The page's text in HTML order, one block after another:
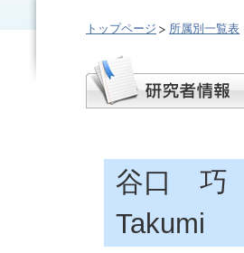
トップページ 所属別一覧表
谷口 巧
Takumi